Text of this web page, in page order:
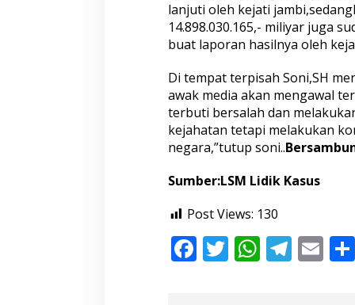
t
a
n
D
u
g
a
a
n
K
r
p
lanjuti oleh kejati
14.898.030.165,- miliyar juga
buat laporan hasilnya oleh
Di tempat terpisah Soni,SH
awak media akan mengawal
terbuti bersalah dan
kejahatan tetapi melakukan
negara,”tutup soni..
Sumber:LSM Lidik Kasus
Post Views: 130
F T W T E S